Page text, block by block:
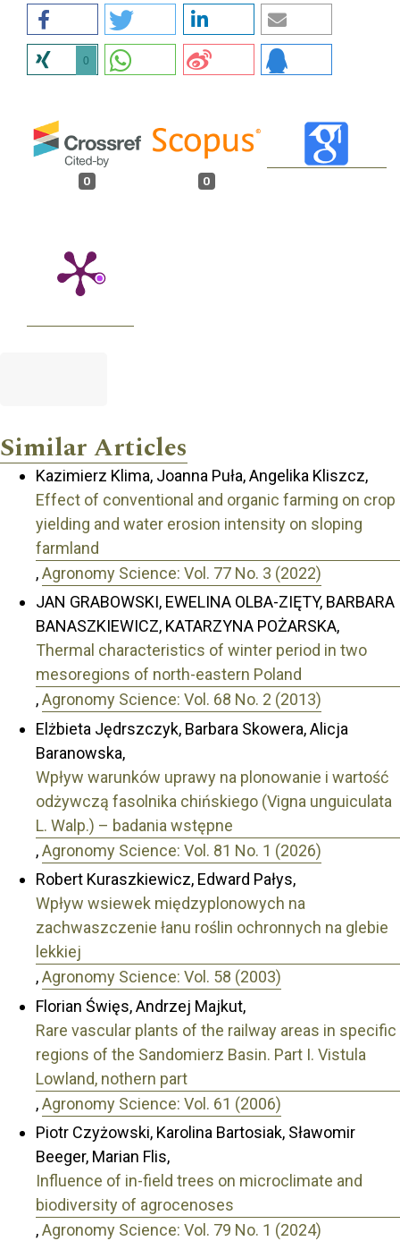
0
0 0
Similar Articles
Kazimierz Klima, Joanna Puła, Angelika Kliszcz,
Effect of conventional and organic farming on crop
yielding and water erosion intensity on sloping
farmland
,Agronomy Science: Vol. 77 No. 3 (2022)
JAN GRABOWSKI, EWELINA OLBA-ZIĘTY, BARBARA
BANASZKIEWICZ, KATARZYNA POŻARSKA,
Thermal characteristics of winter period in two
mesoregions of north-eastern Poland
,Agronomy Science: Vol. 68 No. 2 (2013)
Elżbieta Jędrszczyk, Barbara Skowera, Alicja
Baranowska,
Wpływ warunków uprawy na plonowanie i wartość
odżywczą fasolnika chińskiego (Vigna unguiculata
L. Walp.) – badania wstępne
,Agronomy Science: Vol. 81 No. 1 (2026)
Robert Kuraszkiewicz, Edward Pałys,
Wpływ wsiewek międzyplonowych na
zachwaszczenie łanu roślin ochronnych na glebie
lekkiej
,Agronomy Science: Vol. 58 (2003)
Florian Święs, Andrzej Majkut,
Rare vascular plants of the railway areas in specific
regions of the Sandomierz Basin. Part I. Vistula
Lowland, nothern part
,Agronomy Science: Vol. 61 (2006)
Piotr Czyżowski, Karolina Bartosiak, Sławomir
Beeger, Marian Flis,
Influence of in-field trees on microclimate and
biodiversity of agrocenoses
,Agronomy Science: Vol. 79 No. 1 (2024)